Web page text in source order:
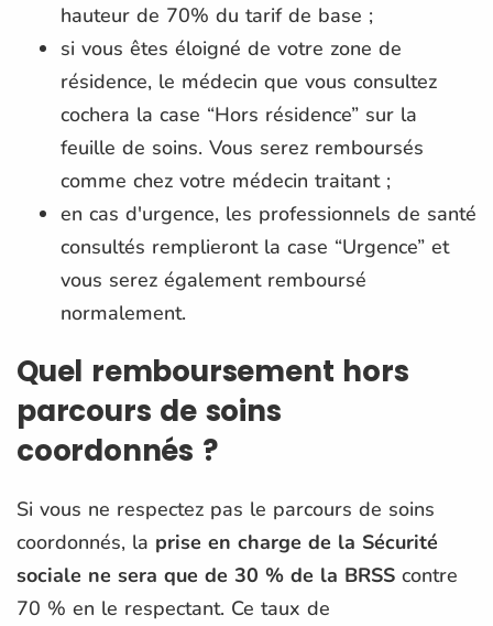
hauteur de 70% du tarif de base ;
si vous êtes éloigné de votre zone de
résidence, le médecin que vous consultez
cochera la case “Hors résidence” sur la
feuille de soins. Vous serez remboursés
comme chez votre médecin traitant ;
en cas d'urgence, les professionnels de santé
consultés remplieront la case “Urgence” et
vous serez également remboursé
normalement.
Quel remboursement hors
parcours de soins
coordonnés ?
Si vous ne respectez pas le parcours de soins
coordonnés, la prise en charge de la Sécurité
sociale ne sera que de 30 % de la BRSS contre
70 % en le respectant. Ce taux de